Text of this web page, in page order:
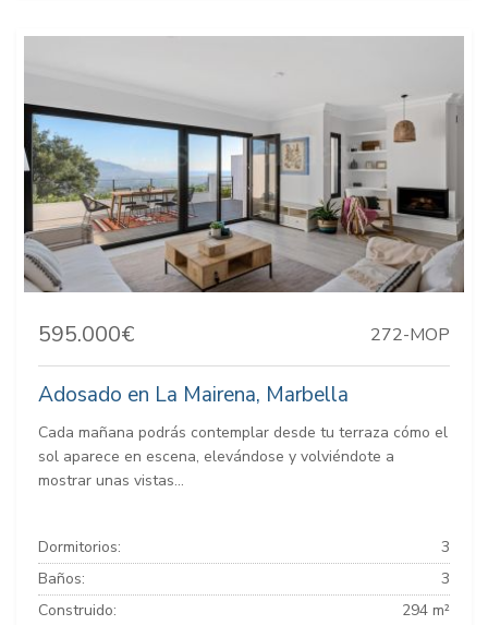
595.000€ 272-MOP
Adosado en La Mairena, Marbella
Cada mañana podrás contemplar desde tu terraza cómo el
sol aparece en escena, elevándose y volviéndote a
mostrar unas vistas...
Dormitorios:
3
Baños:
3
Construido:
294 m²